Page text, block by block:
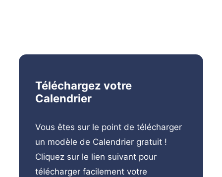
Téléchargez votre
Calendrier
Vous êtes sur le point de télécharger
un modèle de Calendrier gratuit !
Cliquez sur le lien suivant pour
télécharger facilement votre